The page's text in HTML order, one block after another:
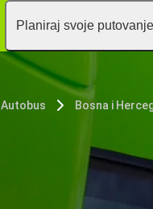
Planiraj svoje putovanje
Autobus Bosna i